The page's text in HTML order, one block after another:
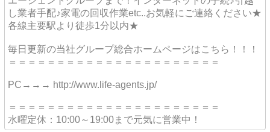
し業者手配♪家電の回収作業etc..お気軽にご連絡ください★
各線主要駅より徒歩1分以内★
毎日更新の当社グループ総合ホームページはこちら！！！
＝＝＝＝＝＝＝＝＝＝＝＝＝＝＝＝＝＝＝＝＝＝
PC→→→ http://www.life-agents.jp/
＝＝＝＝＝＝＝＝＝＝＝＝＝＝＝＝＝＝＝＝＝＝
水曜定休：10:00～19:00まで元気に営業中！